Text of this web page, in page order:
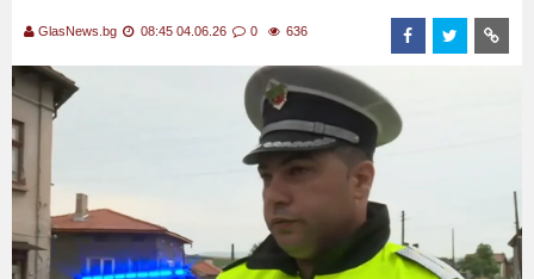
GlasNews.bg 08:45 04.06.26 0 636